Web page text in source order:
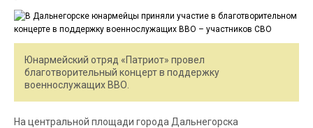
Юнармейский отряд «Патриот» провел
благотворительный концерт в поддержку
военнослужащих ВВО.
На центральной площади города Дальнегорска